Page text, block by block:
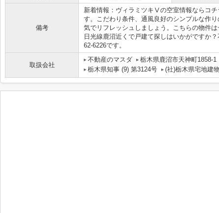
備考
新着情報：ヴィラミツキⅤの空室情報ならコ
す。こだわり条件、通風良好のシンプルな作
気でリフレッシュしましょう。こちらの物件
日光線鹿沼近くで戸建て探しはいかがですか
62-6226です。
取扱会社
不動産のマスダ 栃木県鹿沼市天神町1858-1
栃木県知事 (9) 第3124号
(社)栃木県宅地建